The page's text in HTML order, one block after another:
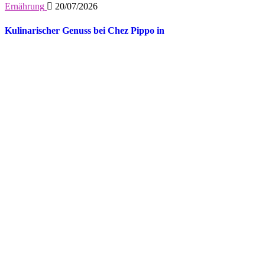
Ernährung 20/07/2026
Kulinarischer Genuss bei Chez Pippo in